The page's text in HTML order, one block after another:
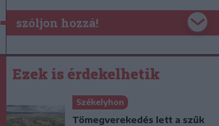
szóljon hozzá!
Ezek is érdekelhetik
Székelyhon
Tömegverekedés lett a szűk